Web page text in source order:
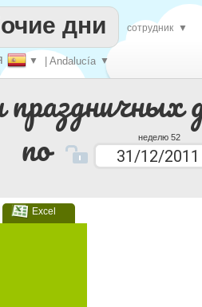
по неделю 52
Excel
▼ | Andalucía ▼
дни сотрудник ▼